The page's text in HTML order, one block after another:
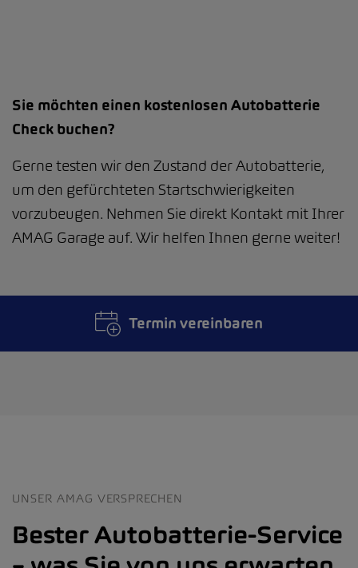
Sie möchten einen kostenlosen Autobatterie
Check buchen?
Gerne testen wir den Zustand der Autobatterie,
um den gefürchteten Startschwierigkeiten
vorzubeugen. Nehmen Sie direkt Kontakt mit Ihrer
AMAG Garage auf. Wir helfen Ihnen gerne weiter!
Termin vereinbaren
UNSER AMAG VERSPRECHEN
Bester Autobatterie-Service